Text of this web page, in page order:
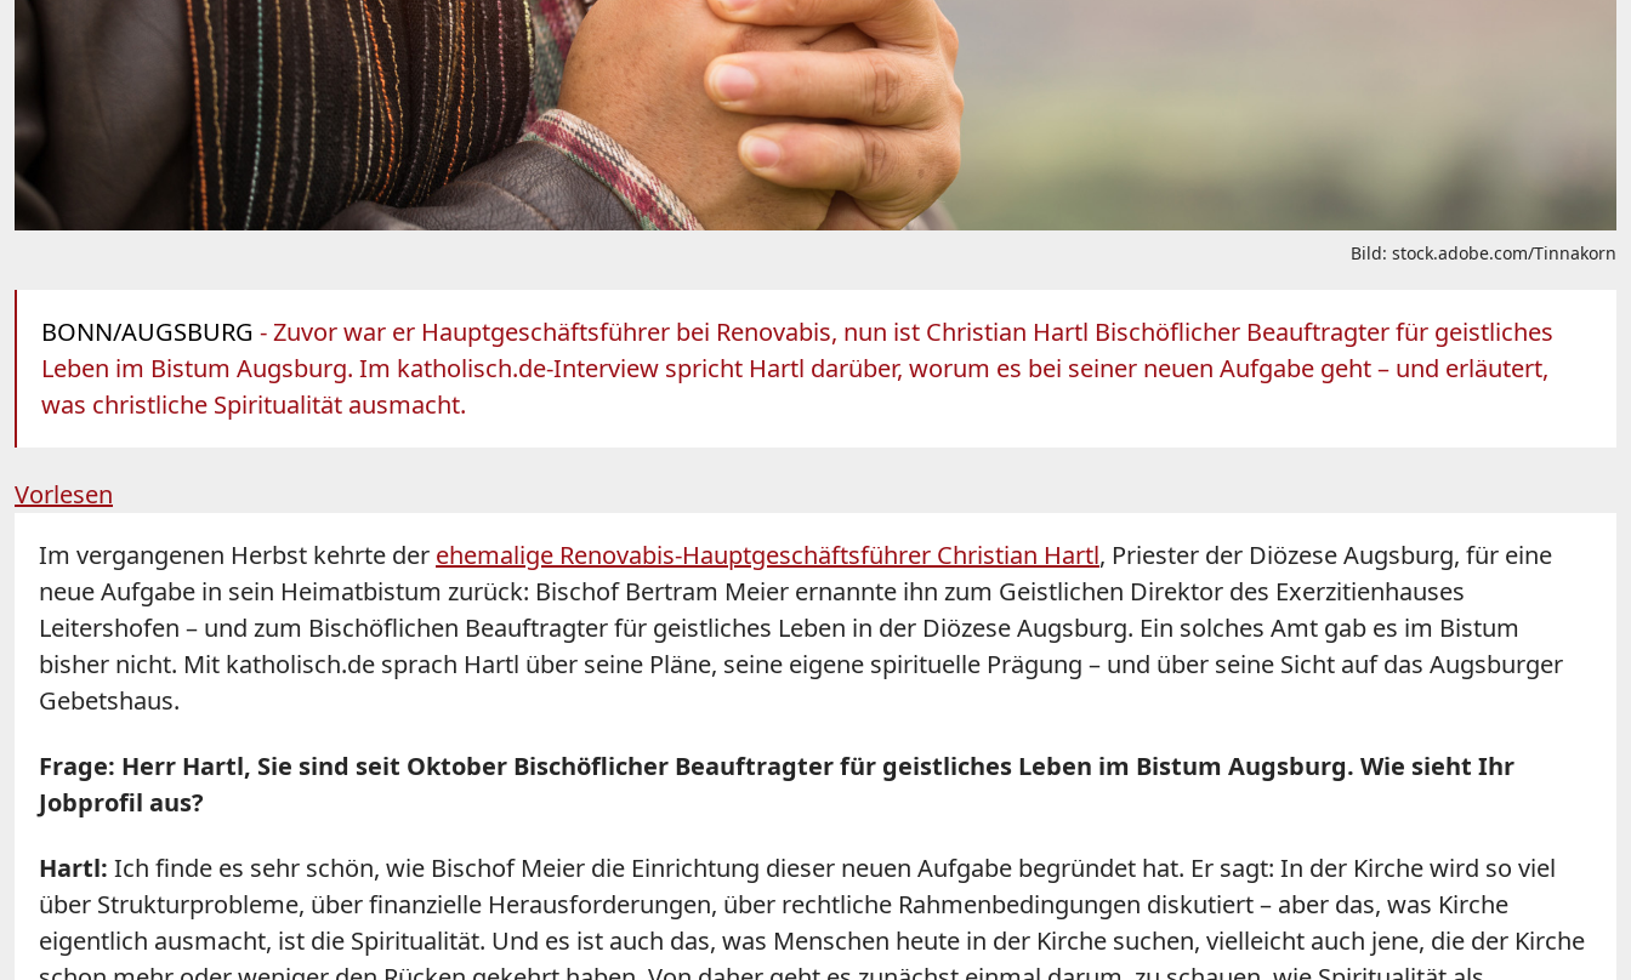
Bild: stock.adobe.com/Tinnakorn
BONN/AUGSBURG - Zuvor war er Hauptgeschäftsführer bei Renovabis, nun ist Christian Hartl Bischöflicher Beauftragter für geistliches
Leben im Bistum Augsburg. Im katholisch.de-Interview spricht Hartl darüber, worum es bei seiner neuen Aufgabe geht – und erläutert,
was christliche Spiritualität ausmacht.
Vorlesen
Im vergangenen Herbst kehrte der ehemalige Renovabis-Hauptgeschäftsführer Christian Hartl, Priester der Diözese Augsburg, für eine
neue Aufgabe in sein Heimatbistum zurück: Bischof Bertram Meier ernannte ihn zum Geistlichen Direktor des Exerzitienhauses
Leitershofen – und zum Bischöflichen Beauftragter für geistliches Leben in der Diözese Augsburg. Ein solches Amt gab es im Bistum
bisher nicht. Mit katholisch.de sprach Hartl über seine Pläne, seine eigene spirituelle Prägung – und über seine Sicht auf das Augsburger
Gebetshaus.
Frage: Herr Hartl, Sie sind seit Oktober Bischöflicher Beauftragter für geistliches Leben im Bistum Augsburg. Wie sieht Ihr
Jobprofil aus?
Hartl: Ich finde es sehr schön, wie Bischof Meier die Einrichtung dieser neuen Aufgabe begründet hat. Er sagt: In der Kirche wird so viel
über Strukturprobleme, über finanzielle Herausforderungen, über rechtliche Rahmenbedingungen diskutiert – aber das, was Kirche
eigentlich ausmacht, ist die Spiritualität. Und es ist auch das, was Menschen heute in der Kirche suchen, vielleicht auch jene, die der Kirche